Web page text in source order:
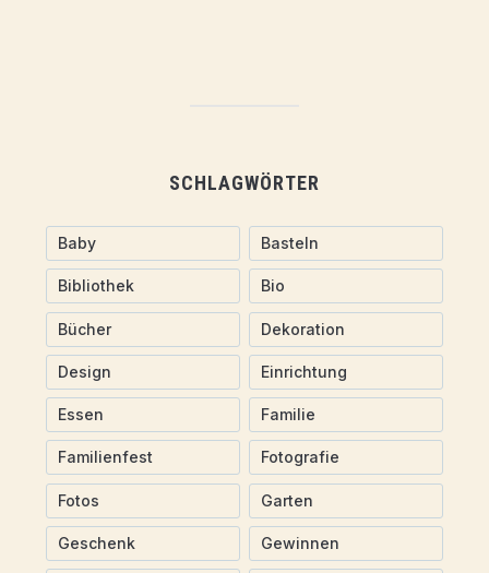
SCHLAGWÖRTER
Baby Basteln
Bibliothek Bio
Bücher Dekoration
Design Einrichtung
Essen Familie
Familienfest Fotografie
Fotos Garten
Geschenk Gewinnen